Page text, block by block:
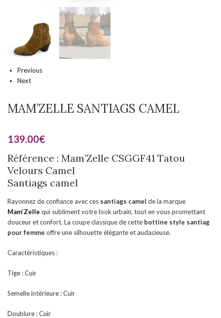
Previous
Next
MAM’ZELLE SANTIAGS CAMEL
139.00€
Référence : Mam’Zelle CSGGF41 Tatou
Velours Camel
Santiags camel
Rayonnez de confiance avec ces santiags camel de la marque
Mam’Zelle qui subliment votre look urbain, tout en vous promettant
douceur et confort. La coupe classique de cette bottine style santiag
pour femme offre une silhouette élégante et audacieuse.
Caractéristiques :
Tige : Cuir
Semelle intérieure : Cuir
Doublure : Cuir